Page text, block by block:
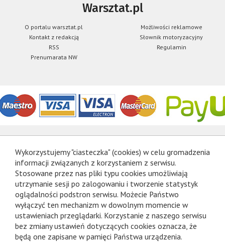
Warsztat.pl
O portalu warsztat.pl
Możliwości reklamowe
Kontakt z redakcją
Słownik motoryzacyjny
RSS
Regulamin
Prenumarata NW
Wykorzystujemy "ciasteczka" (cookies) w celu gromadzenia
informacji związanych z korzystaniem z serwisu.
Stosowane przez nas pliki typu cookies umożliwiają
utrzymanie sesji po zalogowaniu i tworzenie statystyk
oglądalności podstron serwisu. Możecie Państwo
wyłączyć ten mechanizm w dowolnym momencie w
ustawieniach przeglądarki. Korzystanie z naszego serwisu
bez zmiany ustawień dotyczących cookies oznacza, że
będą one zapisane w pamięci Państwa urządzenia.